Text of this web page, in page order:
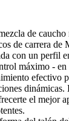
de caucho
de carrera de
con un perfil
máximo - en
efectivo
el mejor